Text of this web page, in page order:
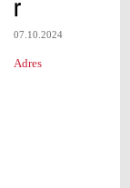
07.10.2024
Adres